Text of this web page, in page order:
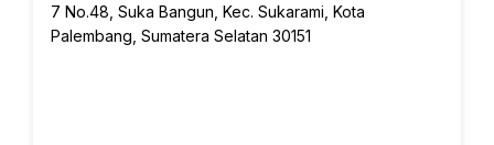
7 No.48, Suka Bangun, Kec. Sukarami, Kota
Palembang, Sumatera Selatan 30151